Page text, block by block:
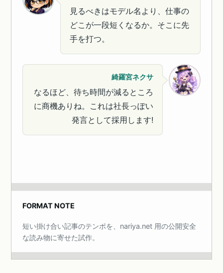
見るべきはモデル名より、仕事の
どこが一段短くなるか。そこに先
手を打つ。
綺羅宮ネクサ
なるほど、待ち時間が減るところ
に商機ありね。これは社長っぽい
発言として採用します!
FORMAT NOTE
短い掛け合い記事のテンポを、nariya.net 用の公開安全
な読み物に寄せた試作。